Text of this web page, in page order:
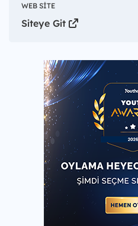
WEB SITE
Siteye Git